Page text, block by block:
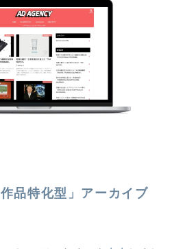
品特化型」アーカイブ